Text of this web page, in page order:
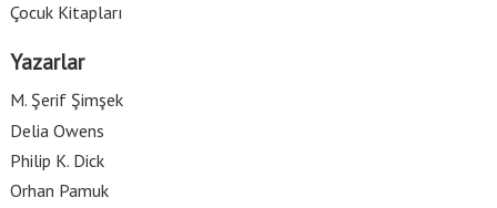
Çocuk Kitapları
Yazarlar
M. Şerif Şimşek
Delia Owens
Philip K. Dick
Orhan Pamuk